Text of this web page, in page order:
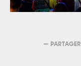
— PARTAGER